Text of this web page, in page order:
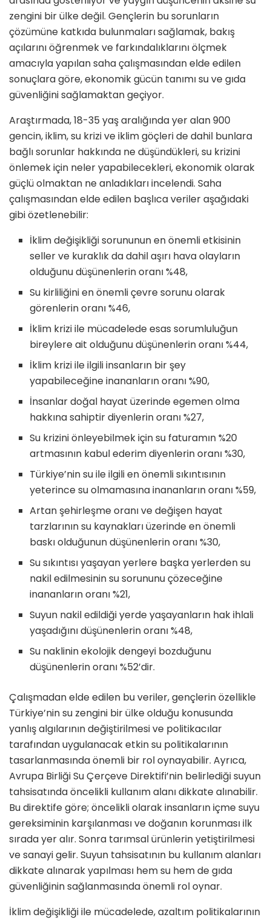
zengini bir ülke değil. Gençlerin bu sorunların
çözümüne katkıda bulunmaları sağlamak, bakış
açılarını öğrenmek ve farkındalıklarını ölçmek
amacıyla yapılan saha çalışmasından elde edilen
sonuçlara göre, ekonomik gücün tanımı su ve gıda
güvenliğini sağlamaktan geçiyor.
Araştırmada, 18-35 yaş aralığında yer alan 900
gencin, iklim, su krizi ve iklim göçleri de dahil bunlara
bağlı sorunlar hakkında ne düşündükleri, su krizini
önlemek için neler yapabilecekleri, ekonomik olarak
güçlü olmaktan ne anladıkları incelendi. Saha
çalışmasından elde edilen başlıca veriler aşağıdaki
gibi özetlenebilir:
İklim değişikliği sorununun en önemli etkisinin
seller ve kuraklık da dahil aşırı hava olayların
olduğunu düşünenlerin oranı %48,
Su kirliliğini en önemli çevre sorunu olarak
görenlerin oranı %46,
İklim krizi ile mücadelede esas sorumluluğun
bireylere ait olduğunu düşünenlerin oranı %44,
İklim krizi ile ilgili insanların bir şey
yapabileceğine inananların oranı %90,
İnsanlar doğal hayat üzerinde egemen olma
hakkına sahiptir diyenlerin oranı %27,
Su krizini önleyebilmek için su faturamın %20
artmasının kabul ederim diyenlerin oranı %30,
Türkiye’nin su ile ilgili en önemli sıkıntısının
yeterince su olmamasına inananların oranı %59,
Artan şehirleşme oranı ve değişen hayat
tarzlarının su kaynakları üzerinde en önemli
baskı olduğunun düşünenlerin oranı %30,
Su sıkıntısı yaşayan yerlere başka yerlerden su
nakil edilmesinin su sorununu çözeceğine
inananların oranı %21,
Suyun nakil edildiği yerde yaşayanların hak ihlali
yaşadığını düşünenlerin oranı %48,
Su naklinin ekolojik dengeyi bozduğunu
düşünenlerin oranı %52’dir.
Çalışmadan elde edilen bu veriler, gençlerin özellikle
Türkiye’nin su zengini bir ülke olduğu konusunda
yanlış algılarının değiştirilmesi ve politikacılar
tarafından uygulanacak etkin su politikalarının
tasarlanmasında önemli bir rol oynayabilir. Ayrıca,
Avrupa Birliği Su Çerçeve Direktifi’nin belirlediği suyun
tahsisatında öncelikli kullanım alanı dikkate alınabilir.
Bu direktife göre; öncelikli olarak insanların içme suyu
gereksiminin karşılanması ve doğanın korunması ilk
sırada yer alır. Sonra tarımsal ürünlerin yetiştirilmesi
ve sanayi gelir. Suyun tahsisatının bu kullanım alanları
dikkate alınarak yapılması hem su hem de gıda
güvenliğinin sağlanmasında önemli rol oynar.
İklim değişikliği ile mücadelede, azaltım politikalarının